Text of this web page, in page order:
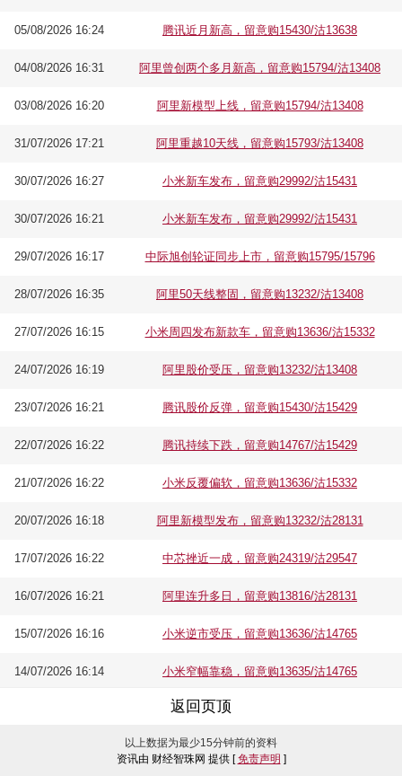
05/08/2026 16:24 腾讯近月新高，留意购15430/沽13638
04/08/2026 16:31 阿里曾创两个多月新高，留意购15794/沽13408
03/08/2026 16:20 阿里新模型上线，留意购15794/沽13408
31/07/2026 17:21 阿里重越10天线，留意购15793/沽13408
30/07/2026 16:27 小米新车发布，留意购29992/沽15431
30/07/2026 16:21 小米新车发布，留意购29992/沽15431
29/07/2026 16:17 中际旭创轮证同步上市，留意购15795/15796
28/07/2026 16:35 阿里50天线整固，留意购13232/沽13408
27/07/2026 16:15 小米周四发布新款车，留意购13636/沽15332
24/07/2026 16:19 阿里股价受压，留意购13232/沽13408
23/07/2026 16:21 腾讯股价反弹，留意购15430/沽15429
22/07/2026 16:22 腾讯持续下跌，留意购14767/沽15429
21/07/2026 16:22 小米反覆偏软，留意购13636/沽15332
20/07/2026 16:18 阿里新模型发布，留意购13232/沽28131
17/07/2026 16:22 中芯挫近一成，留意购24319/沽29547
16/07/2026 16:21 阿里连升多日，留意购13816/沽28131
15/07/2026 16:16 小米逆市受压，留意购13636/沽14765
14/07/2026 16:14 小米窄幅靠稳，留意购13635/沽14765
返回页顶
以上数据为最少15分钟前的资料
资讯由 财经智珠网 提供 [免责声明 ]